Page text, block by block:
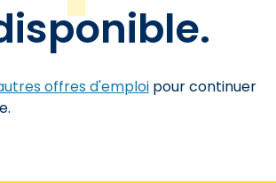
offres d'emploi pour continuer